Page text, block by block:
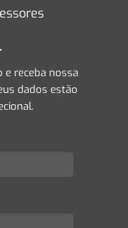
e receba nossa
dados estão